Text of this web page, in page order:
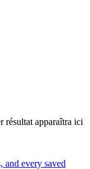
résultat apparaîtra ici
and every saved